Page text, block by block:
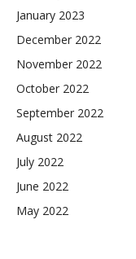
January 2023
December 2022
November 2022
October 2022
September 2022
August 2022
July 2022
June 2022
May 2022